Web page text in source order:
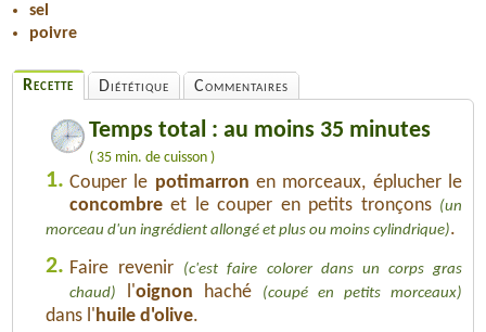
sel
poivre
Recette Diététique Commentaires
Temps total : au moins 35 minutes
( 35 min. de cuisson )
1. Couper le potimarron en morceaux, éplucher le
concombre et le couper en petits tronçons (un
morceau d'un ingrédient allongé et plus ou moins cylindrique).
2. Faire revenir
(c'est faire colorer dans un corps gras
chaud)
l'oignon haché (coupé en petits morceaux)
dans l' huile d'olive.